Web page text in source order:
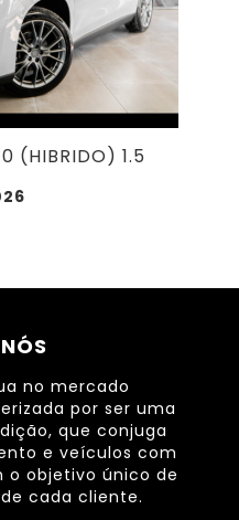
(HIBRIDO) 1.5
no mercado
por ser uma
que conjuga
e veículos com
o objetivo único de
cada cliente.